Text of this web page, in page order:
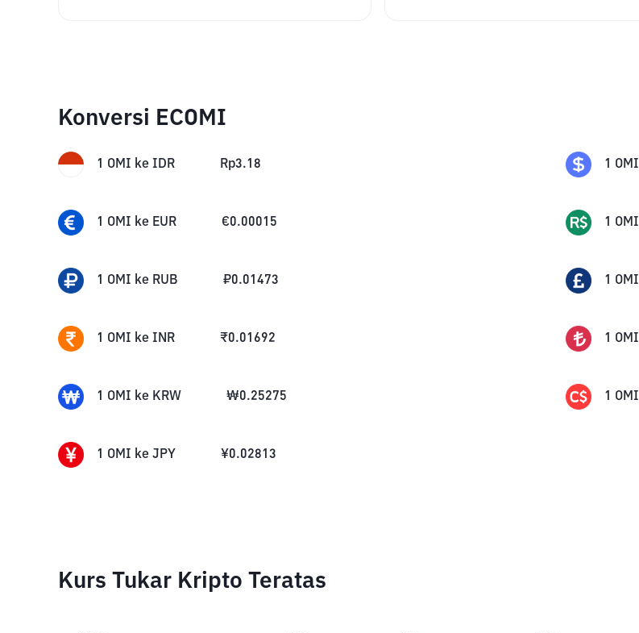
Konversi ECOMI
1 OMI ke IDR Rp3.18 1 OMI
1 OMI ke EUR €0.00015 1 OMI
1 OMI ke RUB ₽0.01473 1 OMI
1 OMI ke INR ₹0.01692 1 OMI
1 OMI ke KRW ₩0.25275 1 OMI
1 OMI ke JPY ¥0.02813
Kurs Tukar Kripto Teratas